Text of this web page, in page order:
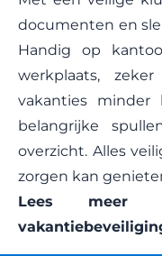
documenten en
Handig op
werkplaats,
vakanties
belangrijke
overzicht. Alles
zorgen kan
Lees meer